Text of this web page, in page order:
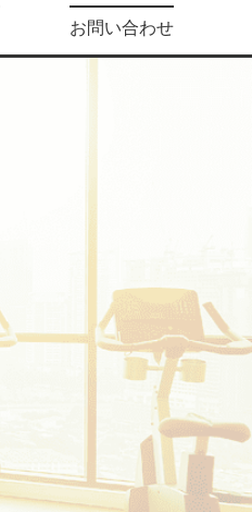
お問い合わせ